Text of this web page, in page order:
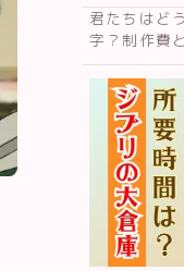
君たちはど
字？制作費